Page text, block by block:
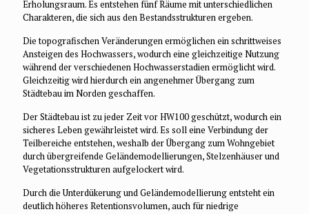
Erholungsraum. Es entstehen fünf Räume mit unterschiedlichen
Charakteren, die sich aus den Bestandsstrukturen ergeben.
Die topografischen Veränderungen ermöglichen ein schrittweises
Ansteigen des Hochwassers, wodurch eine gleichzeitige Nutzung
während der verschiedenen Hochwasserstadien ermöglicht wird.
Gleichzeitig wird hierdurch ein angenehmer Übergang zum
Städtebau im Norden geschaffen.
Der Städtebau ist zu jeder Zeit vor HW100 geschützt, wodurch ein
sicheres Leben gewährleistet wird. Es soll eine Verbindung der
Teilbereiche entstehen, weshalb der Übergang zum Wohngebiet
durch übergreifende Geländemodellierungen, Stelzenhäuser und
Vegetationsstrukturen aufgelockert wird.
Durch die Unterdükerung und Geländemodellierung entsteht ein
deutlich höheres Retentionsvolumen, auch für niedrige